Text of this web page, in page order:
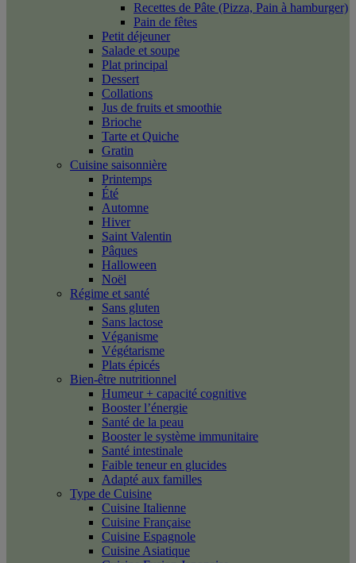
Recettes de Pâte (Pizza, Pain à hamburger)
Pain de fêtes
Petit déjeuner
Salade et soupe
Plat principal
Dessert
Collations
Jus de fruits et smoothie
Brioche
Tarte et Quiche
Gratin
Cuisine saisonnière
Printemps
Été
Automne
Hiver
Saint Valentin
Pâques
Halloween
Noël
Régime et santé
Sans gluten
Sans lactose
Véganisme
Végétarisme
Plats épicés
Bien-être nutritionnel
Humeur + capacité cognitive
Booster l’énergie
Santé de la peau
Booster le système immunitaire
Santé intestinale
Faible teneur en glucides
Adapté aux familles
Type de Cuisine
Cuisine Italienne
Cuisine Française
Cuisine Espagnole
Cuisine Asiatique